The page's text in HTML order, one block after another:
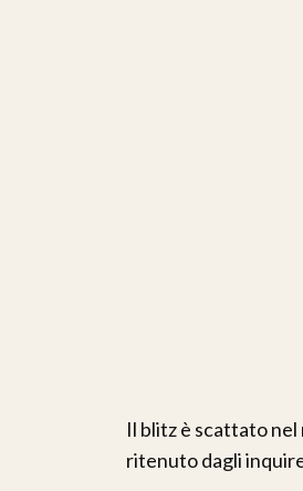
Il blitz è scattato
ritenuto dagli